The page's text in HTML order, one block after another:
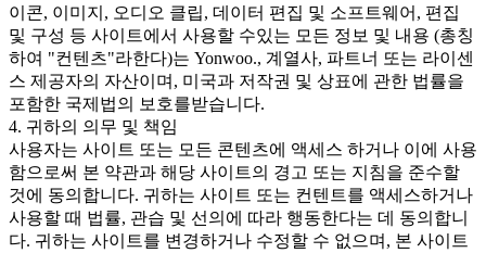
이콘, 이미지, 오디오 클립, 데이터 편집 및 소프트웨어, 편집
및 구성 등 사이트에서 사용할 수있는 모든 정보 및 내용 (총칭
하여 "컨텐츠"라한다)는 Yonwoo., 계열사, 파트너 또는 라이센
스 제공자의 자산이며, 미국과 저작권 및 상표에 관한 법률을
포함한 국제법의 보호를받습니다.
4. 귀하의 의무 및 책임
사용자는 사이트 또는 모든 콘텐츠에 액세스 하거나 이에 사용
함으로써 본 약관과 해당 사이트의 경고 또는 지침을 준수할
것에 동의합니다. 귀하는 사이트 또는 컨텐트를 액세스하거나
사용할 때 법률, 관습 및 선의에 따라 행동한다는 데 동의합니
다. 귀하는 사이트를 변경하거나 수정할 수 없으며, 본 사이트